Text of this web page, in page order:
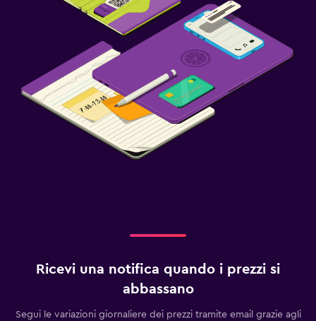
Ricevi una notifica quando i prezzi si
abbassano
Segui le variazioni giornaliere dei prezzi tramite email grazie agli